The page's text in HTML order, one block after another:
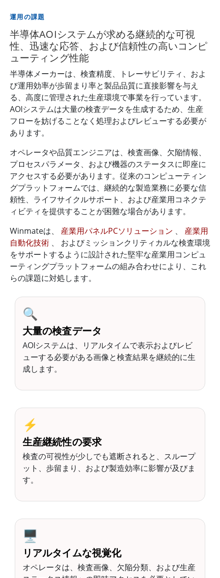
運用の課題
半導体AOIシステムが求める継続的な可視
性、迅速な応答、および信頼性の高いコンピ
ューティング性能
半導体メーカーは、検査精度、トレーサビリティ、およ
び運用効率が歩留まり率と製品品質に直接影響を与え
る、高度に管理された生産環境で事業を行っています。
AOIシステムは大量の検査データを生成するため、生産
フローを妨げることなく処理およびレビューする必要が
あります。
オペレータや品質エンジニアは、検査画像、欠陥情報、
プロセスパラメータ、および機器のステータスに即座に
アクセスする必要があります。従来のコンピューティン
グプラットフォームでは、継続的な製造業務に必要な信
頼性、ライフサイクルサポート、および産業用コネクテ
ィビティを提供することが困難な場合があります。
Winmateは、 産業用パネルPCソリューション 、 産業用
自動化技術 、 およびミッションクリティカルな検査環境
をサポートするように設計された堅牢な産業用コンピュ
ーティングプラットフォームの組み合わせにより、これ
らの課題に対処します。
🔍
大量の検査データ
AOIシステムは、リアルタイムで表示およびレビ
ューする必要がある画像と検査結果を継続的に生
成します。
⚡
生産継続性の要求
検査の可視性が少しでも遮断されると、スループ
ット、歩留まり、および製造効率に影響が及びま
す。
🖥️
リアルタイムな視覚化
オペレータは、検査画像、欠陥分類、および生産